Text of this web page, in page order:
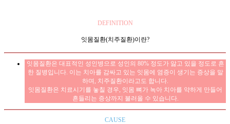
DEFINITION
잇몸질환(치주질환)이란?
잇몸질환은 대표적인 성인병으로 성인의 80% 정도가 앓고 있을 정도로 흔
한 질병입니다. 이는 치아를 감싸고 있는 잇몸에 염증이 생기는 증상을 말
하며, 치주질환이라고도 합니다.
잇몸질환은 치료시기를 놓칠 경우, 잇몸 뼈가 녹아 치아를 약하게 만들어
흔들리는 증상까지 불러올 수 있습니다.
CAUSE